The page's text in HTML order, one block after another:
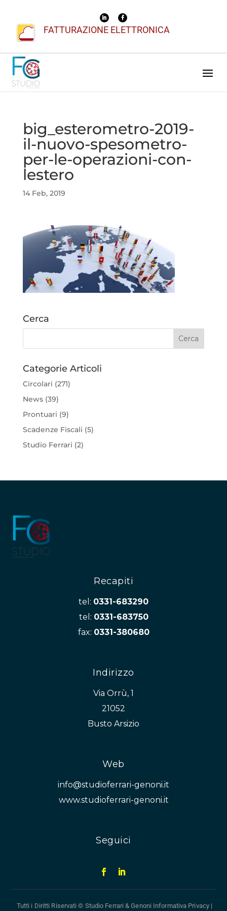
FATTURAZIONE ELETTRONICA
big_esterometro-2019-
il-nuovo-spesometro-
per-le-operazioni-con-
lestero
14 Feb, 2019
Cerca
Categorie Articoli
Circolari (271)
News(39)
Prontuari (9)
Scadenze Fiscali (5)
Studio Ferrari (2)
Recapiti
tel: 0331-683290
tel: 0331-683750
fax: 0331-380680
Indirizzo
Via Orrù, 1
21052
Busto Arsizio
Web
info@studioferrari-genoni.it
www.studioferrari-genoni.it
Seguici
Tutti i Diritti Riservati © Studio Ferrari & Genoni Informativa Privacy|